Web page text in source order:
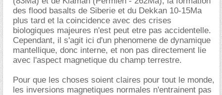
des flood basalts de Siberie et du Dekkan 10-15Ma
plus tard et la coincidence avec des crises
biologiques majeures n'est peut etre pas accidentelle.
Cependant, il s'agit ici d'un phenomene de dynamique
mantellique, donc interne, et non pas directement lie
avec l'aspect magnetique du champ terrestre.
Pour que les choses soient claires pour tout le monde,
les inversions magnetiques normales n'entrainent pas